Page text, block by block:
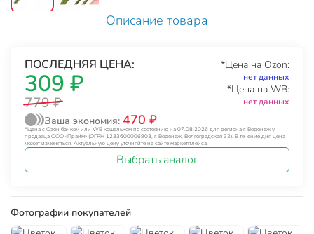
Описание товара
ПОСЛЕДНЯЯ ЦЕНА:
309 ₽
779 ₽
*Цена на Ozon:
нет данных
*Цена на WB:
нет данных
Ваша экономия: 470 ₽
*Цена с Озон банком или WB кошельком по состоянию на 07.08.2026 для региона г. Воронеж у
продавца ООО «Прайм» (ОГРН 1233600006903, г. Воронеж, Волгоградская 32). В течение дня цена
может изменяться. Актуальную цену уточняйте на сайте маркетплейса.
Выбрать аналог
Фотографии покупателей